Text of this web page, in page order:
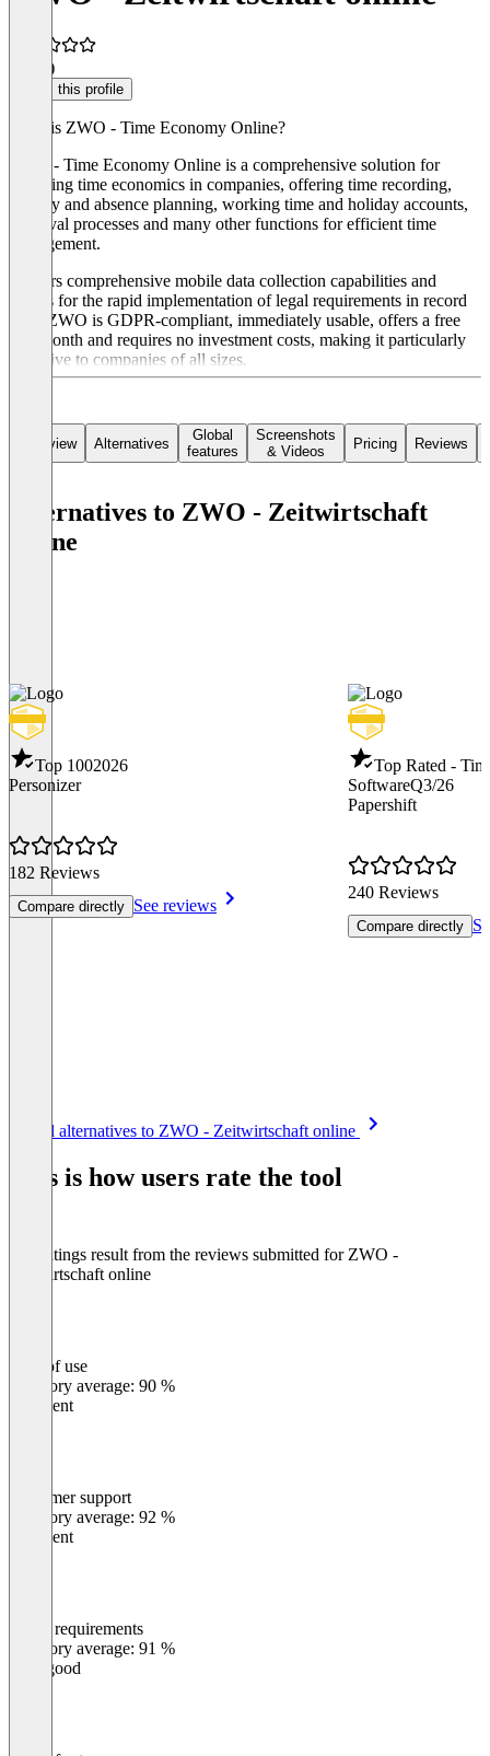
(9)
Claim this profile
What is ZWO - Time Economy Online?
ZWO - Time Economy Online is a comprehensive solution for
digitizing time economics in companies, offering time recording,
holiday and absence planning, working time and holiday accounts,
approval processes and many other functions for efficient time
management.
It offers comprehensive mobile data collection capabilities and
allows for the rapid implementation of legal requirements in record
time. ZWO is GDPR-compliant, immediately usable, offers a free
first month and requires no investment costs, making it particularly
attractive to companies of all sizes.
Overview Alternatives
Global
features
Screenshots
& Videos
Pricing Reviews
Alternatives to ZWO - Zeitwirtschaft
online
Top 1002026
Personizer
182 Reviews
Compare directly See reviews
Top Rated -
SoftwareQ3/26
Papershift
240 Reviews
Compare directly
See all alternatives to ZWO - Zeitwirtschaft online
This is how users rate the tool
The ratings result from the reviews submitted for ZWO -
Zeitwirtschaft online
Ease of use
Category average: 90 %
Excellent
Customer support
Category average: 92 %
Excellent
Meets requirements
Category average: 91 %
Very good